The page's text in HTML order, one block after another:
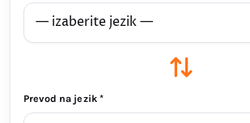
Prevod na jezik *